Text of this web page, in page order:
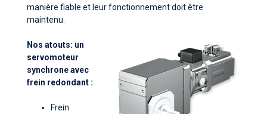
manière fiable et leur fonctionnement doit être
maintenu.
Nos atouts: un
servomoteur
synchrone avec
frein redondant :
Frein